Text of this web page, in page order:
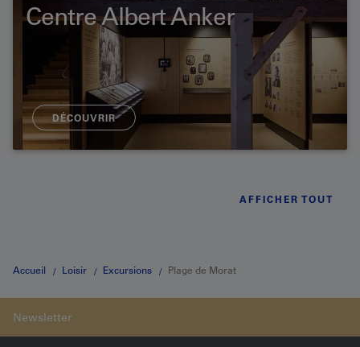
Centre Albert Anker
DÉCOUVRIR
AFFICHER TOUT
Accueil Loisir Excursions Plage de Morat